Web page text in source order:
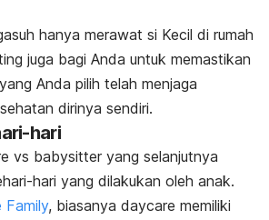
hanya merawat si Kecil di rumah
juga bagi Anda untuk memastikan
yang Anda pilih telah menjaga
dirinya sendiri.
hari
vs babysitter yang selanjutnya
hari yang dilakukan oleh anak.
, biasanya daycare memiliki